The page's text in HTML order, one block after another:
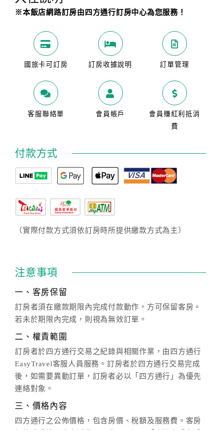
※本飯店網路訂房由四方通行訂房中心為您服務！
國旅卡可訂房 訂房收據說明 訂單管理
客服聯絡單 會員帳戶
會員賺紅利抵消
費
付款方式
（實際付款方式須依訂房時所提供繳款方式為主）
注意事項
一、客房保留
訂房者須在繳款期限內完成付款動作，方可保留客房。
若未於期限內完成，則視為無效訂單。
二、權責範圍
訂房者於四方通行交易之紀錄與相關作業，由四方通行
EasyTravel客服人員服務。訂房者於四方通行交易完成
後，如需要異動訂單，訂房者必以「四方通行」為優先
連絡對象。
三、價格內容
四方通行之公佈價格，包含房價、稅額及服務費。客房